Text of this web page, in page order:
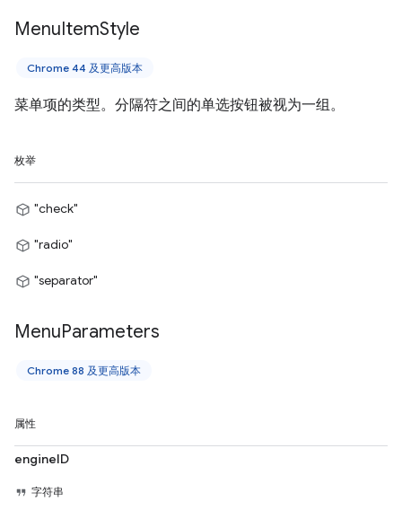
MenuItemStyle
Chrome 44 及更高版本
菜单项的类型。分隔符之间的单选按钮被视为一组。
枚举
"check"
"radio"
"separator"
MenuParameters
Chrome 88 及更高版本
属性
engineID
字符串